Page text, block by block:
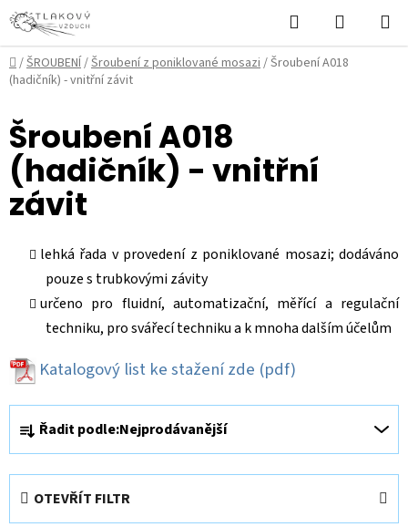
Přejít
na
obsah
Hledat
KOŠÍK
Domů
/ŠROUBENÍ/Šroubení z poniklované mosazi/Šroubení A018
(hadičník) - vnitřní závit
Šroubení A018
(hadičník) - vnitřní
závit
lehká řada v provedení z poniklované mosazi; dodáváno
pouze s trubkovými závity
určeno pro fluidní, automatizační, měřící a regulační
techniku, pro svářecí techniku a k mnoha dalším účelům
Katalogový list ke stažení zde (pdf)
Ř
a
z
e
n
Řadit podle:Nejprodávanější
OTEVŘÍT FILTR